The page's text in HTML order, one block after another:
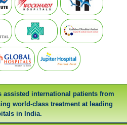
assisted international patients from
world-class treatment at leading
in India.